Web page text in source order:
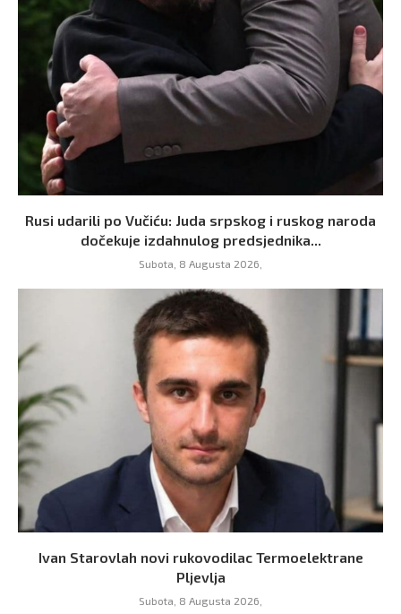
Rusi udarili po Vučiću: Juda srpskog i ruskog naroda
dočekuje izdahnulog predsjednika...
Subota, 8 Augusta 2026,
Ivan Starovlah novi rukovodilac Termoelektrane
Pljevlja
Subota, 8 Augusta 2026,